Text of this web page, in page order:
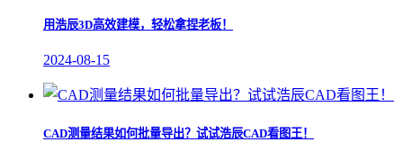
用浩辰3D高效建模，轻松拿捏老板！
2024-08-15
CAD测量结果如何批量导出？试试浩辰CAD看图王！